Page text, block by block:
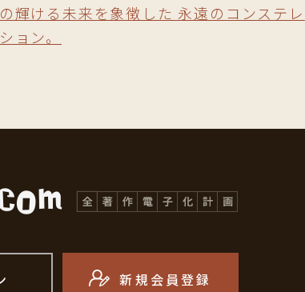
輝ける未来を象徴した 永遠のコンステレ
ョン。
新規会員登録